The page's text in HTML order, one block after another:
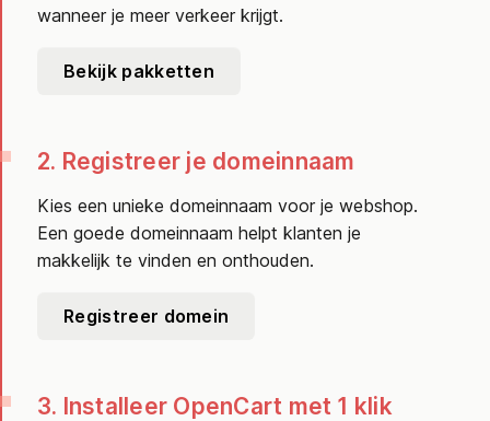
wanneer je meer verkeer krijgt.
Bekijk pakketten
2. Registreer je domeinnaam
Kies een unieke domeinnaam voor je webshop.
Een goede domeinnaam helpt klanten je
makkelijk te vinden en onthouden.
Registreer domein
3. Installeer OpenCart met 1 klik